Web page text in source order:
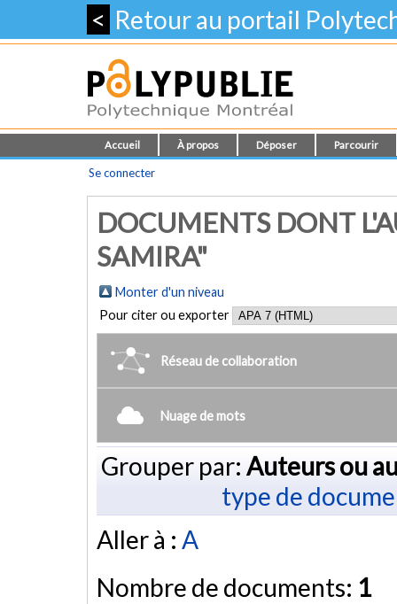
< Retour au portail
Accueil À propos Déposer Parcourir
Se connecter
DOCUMENTS DONT
SAMIRA"
Monter d'un niveau
Pour citer ou exporter
Réseau de collaboration
Nuage de mots
Grouper par: Auteurs ou
type de
Aller à : A
Nombre de documents: 1